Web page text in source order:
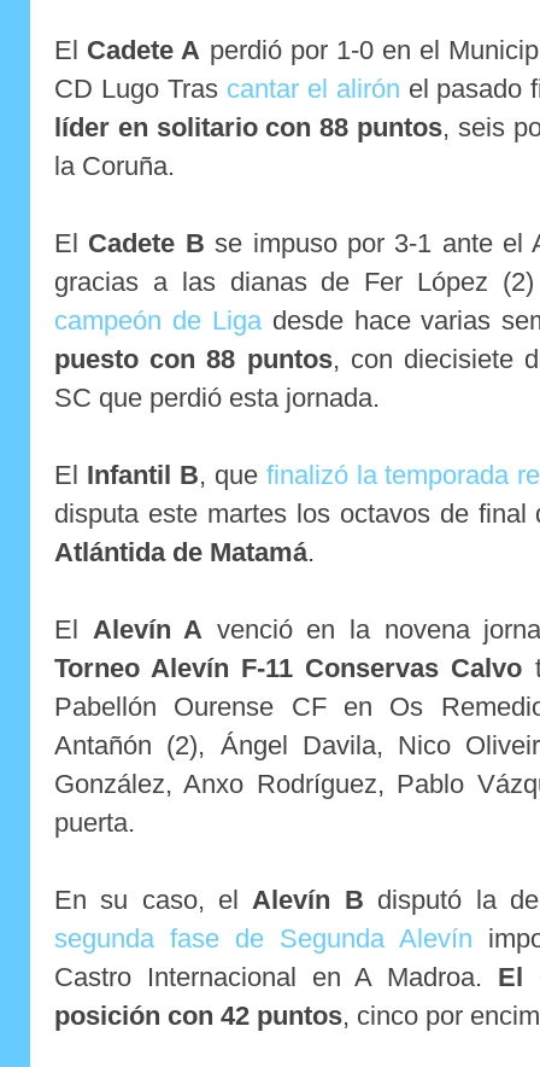
El Cadete A perdió por 1-0 en el
CD Lugo Tras cantar el alirón el pasado
líder en solitario con 88 puntos, seis
la Coruña.
El Cadete B se impuso por 3-1 ante el
gracias a las dianas de Fer López
campeón de Ligadesde hace varias
puesto con 88 puntos, con diecisiete
SC que perdió esta jornada.
El Infantil B, que finalizó la temporada
disputa este martes los octavos de
Atlántida de Matamá.
El Alevín A venció en la novena
Torneo Alevín F-11 Conservas Calvo
Pabellón Ourense CF en Os
Antañón (2), Ángel Davila, Nico
González, Anxo Rodríguez, Pablo
puerta.
En su caso, el Alevín B disputó la
segunda fase de Segunda Alevín
Castro Internacional en A Madroa. El
posición con 42 puntos, cinco por